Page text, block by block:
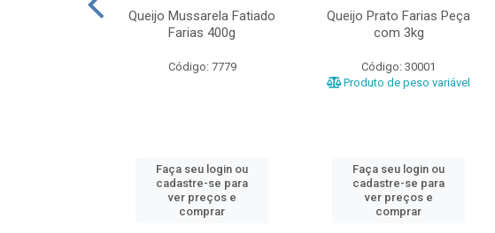
Queijo Mussarela Fatiado
Farias 400g
Código: 7779
Faça seu login ou
cadastre-se para
ver preços e
comprar
Queijo Prato Farias Peça
com 3kg
Código: 30001
Produto de peso variável
Faça seu login ou
cadastre-se para
ver preços e
comprar